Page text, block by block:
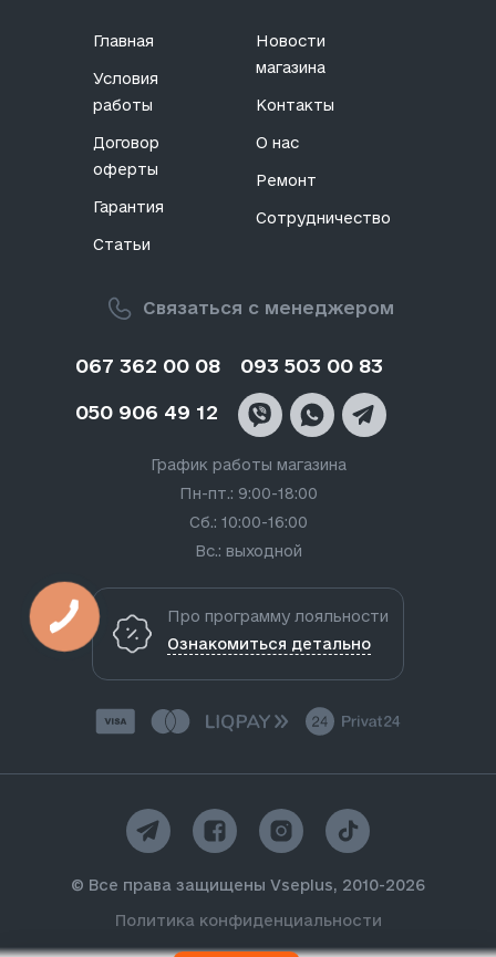
Связаться с менеджером
067 362 00 08 093 503 00 83
050 906 49 12
График работы магазина
Пн-пт.: 9:00-18:00
Сб.: 10:00-16:00
Вс.: выходной
Главная
Условия
работы
Договор
оферты
Гарантия
Статьи
Новости
магазина
Контакты
О нас
Ремонт
Сотрудничество
Про программу лояльности
Ознакомиться детально
© Все права защищены Vseplus, 2010-2026
Политика конфиденциальности